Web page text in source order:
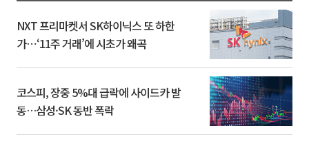
NXT 프리마켓서 SK하이닉스 또 하한
가⋯‘11주 거래’에 시초가 왜곡
코스피, 장중 5%대 급락에 사이드카 발
동…삼성·SK 동반 폭락